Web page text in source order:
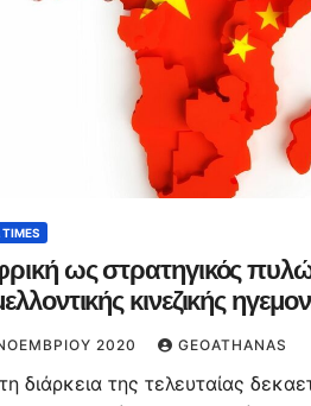
TIMES
ως στρατηγικός
κινεζικής
2020 GEOATHANAS
διάρκεια της τελευταίας